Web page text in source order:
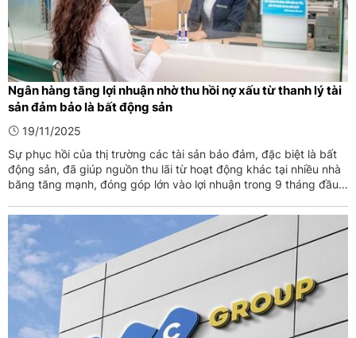
Ngân hàng tăng lợi nhuận nhờ thu hồi nợ xấu từ thanh lý tài
sản đảm bảo là bất động sản
19/11/2025
Sự phục hồi của thị trường các tài sản bảo đảm, đặc biệt là bất
động sản, đã giúp nguồn thu lãi từ hoạt động khác tại nhiều nhà
băng tăng mạnh, đóng góp lớn vào lợi nhuận trong 9 tháng đầu